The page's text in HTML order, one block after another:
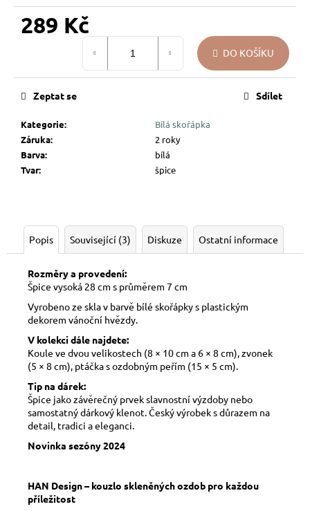
289 Kč
DO KOŠÍKU
Kategorie:
Bílá skořápka
Záruka:
2 roky
Barva:
bílá
Tvar: špice
Zeptat se Sdílet
Popis Související (3) Diskuze Ostatní informace
Rozměry a provedení:
Špice vysoká 28 cm s průměrem 7 cm
Vyrobeno ze skla v barvě bílé skořápky s plastickým
dekorem vánoční hvězdy.
V kolekci dále najdete:
Koule ve dvou velikostech (8 × 10 cm a 6 × 8 cm), zvonek
(5 × 8 cm), ptáčka s ozdobným peřím (15 × 5 cm).
Tip na dárek:
Špice jako závěrečný prvek slavnostní výzdoby nebo
samostatný dárkový klenot. Český výrobek s důrazem na
detail, tradici a eleganci.
Novinka sezóny 2024
HAN Design – kouzlo skleněných ozdob pro každou
příležitost
VÁNOČNÍ
SKLENĚNÁ
OZDOBA
KRESBA
139